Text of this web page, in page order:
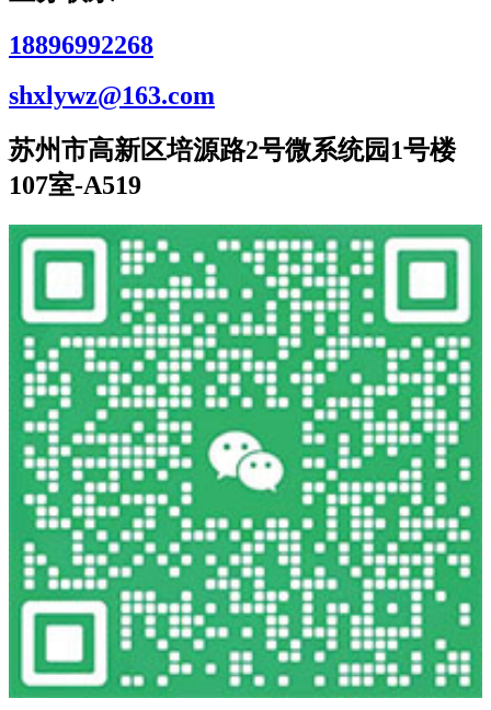
18896992268
shxlywz@163.com
苏州市高新区培源路2号微系统园1号楼
107室-A519